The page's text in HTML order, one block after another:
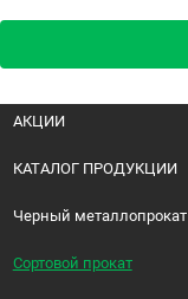
АКЦИИ
КАТАЛОГ ПРОДУКЦИИ
Черный металлопрокат
Сортовой прокат